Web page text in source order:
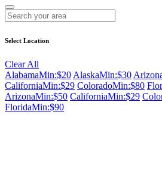
Select Location
Clear All
AlabamaMin:$20 AlaskaMin:$30
CaliforniaMin:$29 ColoradoMin:$80
ArizonaMin:$50 CaliforniaMin:$29
FloridaMin:$90